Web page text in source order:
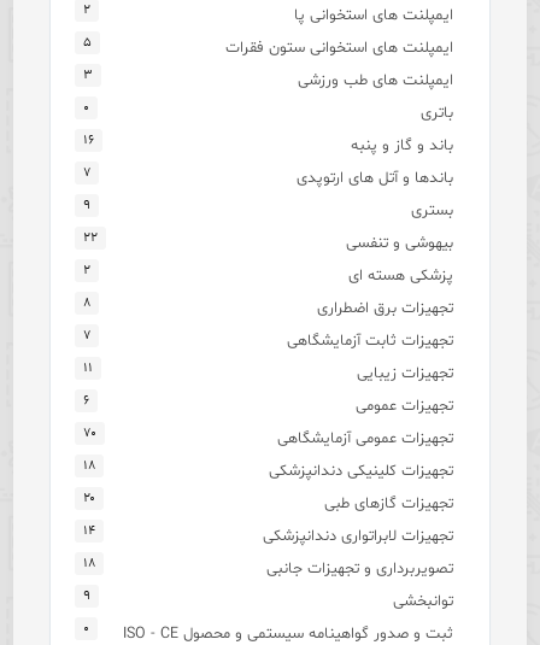
ایمپلنت های استخوانی پا ۲
ایمپلنت های استخوانی ستون فقرات ۵
ایمپلنت های طب ورزشی ۳
باتری ۰
باند و گاز و پنبه ۱۶
باندها و آتل های ارتوپدی ۷
بستری ۹
بیهوشی و تنفسی ۲۲
پزشکی هسته ای ۲
تجهیزات برق اضطراری ۸
تجهیزات ثابت آزمایشگاهی ۷
تجهیزات زیبایی ۱۱
تجهیزات عمومی ۶
تجهیزات عمومی آزمایشگاهی ۷۰
تجهیزات کلینیکی دندانپزشکی ۱۸
تجهیزات گازهای طبی ۲۰
تجهیزات لابراتواری دندانپزشکی ۱۴
تصویربرداری و تجهیزات جانبی ۱۸
توانبخشی ۹
ثبت و صدور گواهینامه سیستمی و محصول ISO - CE ۰